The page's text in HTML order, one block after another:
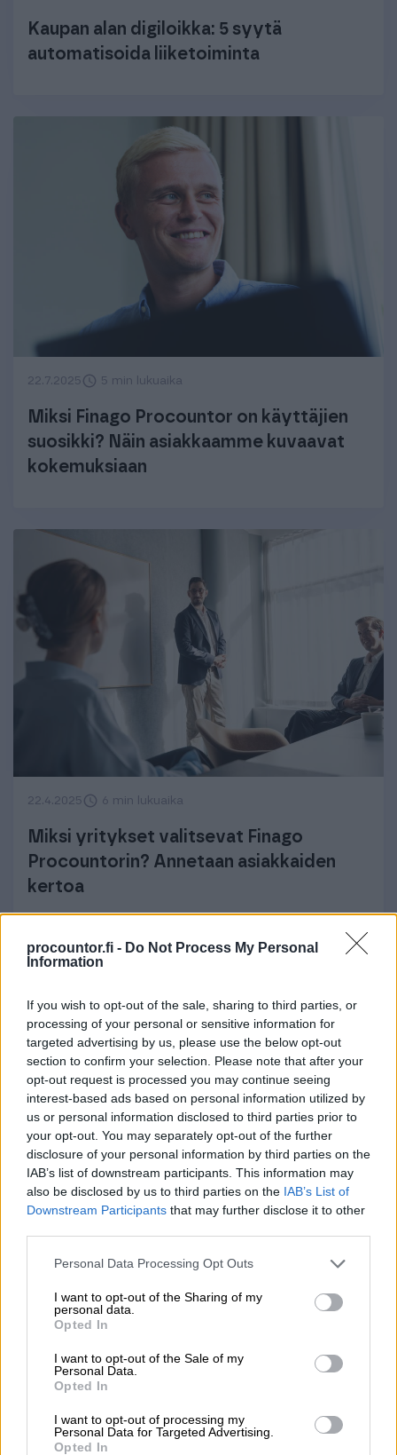
procountor.fi - Do Not Process My Personal
Information
If you wish to opt-out of the sale, sharing to third parties, or
processing of your personal or sensitive information for
targeted advertising by us, please use the below opt-out
section to confirm your selection. Please note that after your
opt-out request is processed you may continue seeing
interest-based ads based on personal information utilized by
us or personal information disclosed to third parties prior to
your opt-out. You may separately opt-out of the further
disclosure of your personal information by third parties on the
IAB’s list of downstream participants. This information may
also be disclosed by us to third parties on the IAB’s List of
Downstream Participants that may further disclose it to other
Please note that this website/app uses one or more Google
not limited to your visit or usage behaviour. You may click to
grant or deny consent to Google and its third-party tags to
use your data for below specified purposes in below Google
consent section.
Personal Data Processing Opt Outs
I want to opt-out of the Sharing of my
personal data.
Opted In
I want to opt-out of the Sale of my
Personal Data.
Opted In
I want to opt-out of processing my
Personal Data for Targeted Advertising.
Opted In
Kaupan alan digiloikka: 5 syytä
automatisoida liiketoiminta
22.7.2025 5 min lukuaika
Miksi Finago Procountor on käyttäjien
suosikki? Näin asiakkaamme kuvaavat
kokemuksiaan
22.4.2025 6 min lukuaika
Miksi yritykset valitsevat Finago
Procountorin? Annetaan asiakkaiden
kertoa
8 min lukuaika
Sähköinen allekirjoitus tutuksi – mitä